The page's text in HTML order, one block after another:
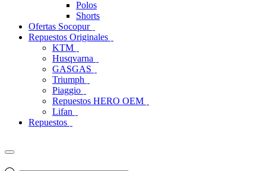
Polos
Shorts
Ofertas Socopur
Repuestos Originales
KTM
Husqvarna
GASGAS
Triumph
Piaggio
Repuestos HERO OEM
Lifan
Repuestos